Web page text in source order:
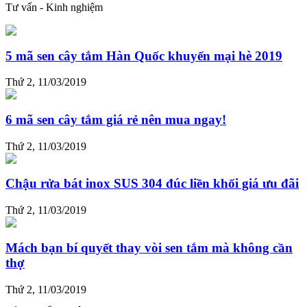
Tư vấn - Kinh nghiệm
5 mã sen cây tắm Hàn Quốc khuyến mại hè 2019
Thứ 2, 11/03/2019
6 mã sen cây tắm giá rẻ nên mua ngay!
Thứ 2, 11/03/2019
Chậu rửa bát inox SUS 304 đúc liền khối giá ưu đãi
Thứ 2, 11/03/2019
Mách bạn bí quyết thay vòi sen tắm mà không cần
thợ
Thứ 2, 11/03/2019